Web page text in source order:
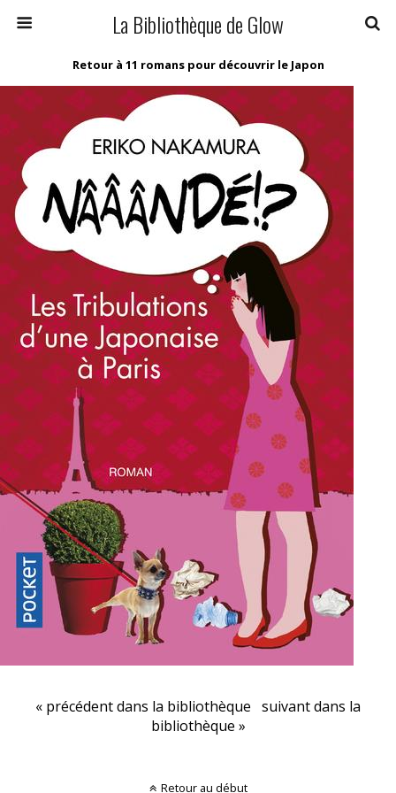
La Bibliothèque de Glow
Retour à 11 romans pour découvrir le Japon
« précédent dans la bibliothèque suivant dans la
bibliothèque »
Retour au début